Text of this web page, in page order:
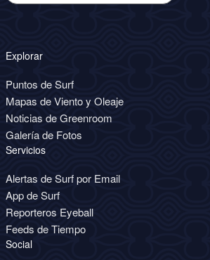
Explorar
Puntos de Surf
Mapas de Viento y Oleaje
Noticias de Greenroom
Galería de Fotos
Servicios
Alertas de Surf por Email
App de Surf
Reporteros Eyeball
Feeds de Tiempo
Social